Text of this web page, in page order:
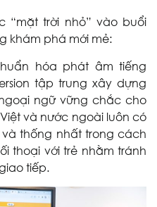
“mặt trời nhỏ” vào buổi
khám phá mới mẻ:
hóa phát âm tiếng
tập trung xây dựng
ngữ vững chắc cho
và nước ngoài luôn có
thống nhất trong cách
thoại với trẻ nhằm tránh
tiếp.